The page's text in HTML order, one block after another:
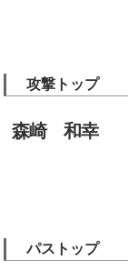
攻撃トップ
森崎 和幸
パストップ